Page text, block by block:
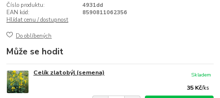
Číslo produktu:
4931dd
EAN kód:
8590811062356
Hlídat cenu / dostupnost
Do oblíbených
Může se hodit
Celík zlatobýl (semena)
35 Kč/ks
Skladem